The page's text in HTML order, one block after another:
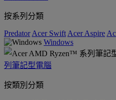
按系列分類
Predator Acer Swift Acer Aspire
Windows
列筆記型電腦
按類別分類